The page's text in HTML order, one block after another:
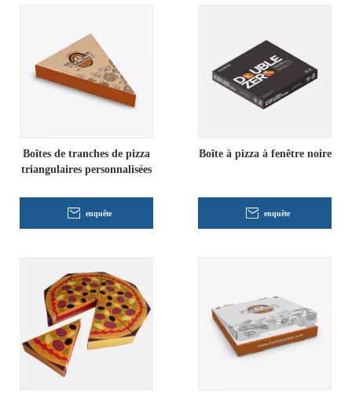
Boîtes de tranches de pizza
triangulaires personnalisées
enquête
Boîte à pizza à fenêtre noire
enquête